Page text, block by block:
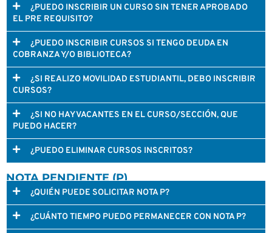
¿PUEDO INSCRIBIR UN CURSO SIN TENER APROBADO
EL PRE REQUISITO?
¿PUEDO INSCRIBIR CURSOS SI TENGO DEUDA EN
COBRANZA Y/O BIBLIOTECA?
¿SI REALIZO MOVILIDAD ESTUDIANTIL, DEBO INSCRIBIR
CURSOS?
¿SI NO HAY VACANTES EN EL CURSO/SECCIÓN, QUE
PUEDO HACER?
¿PUEDO ELIMINAR CURSOS INSCRITOS?
NOTA PENDIENTE (P)
¿QUIÉN PUEDE SOLICITAR NOTA P?
¿CUÁNTO TIEMPO PUEDO PERMANECER CON NOTA P?